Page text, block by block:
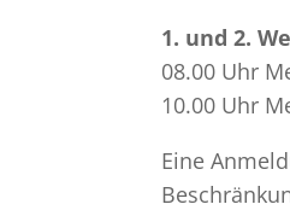
1. und 2.
08.00 Uhr
10.00 Uhr
Eine